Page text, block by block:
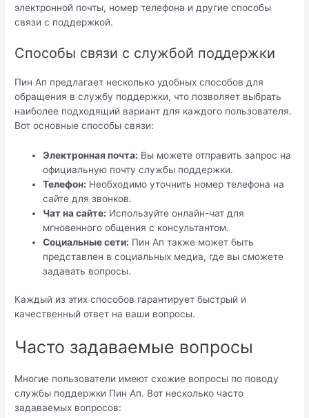
электронной почты, номер телефона и другие способы
связи с поддержкой.
Способы связи с службой поддержки
Пин Ап предлагает несколько удобных способов для
обращения в службу поддержки, что позволяет выбрать
наиболее подходящий вариант для каждого пользователя.
Вот основные способы связи:
Электронная почта: Вы можете отправить запрос на
официальную почту службы поддержки.
Телефон: Необходимо уточнить номер телефона на
сайте для звонков.
Чат на сайте: Используйте онлайн-чат для
мгновенного общения с консультантом.
Социальные сети: Пин Ап также может быть
представлен в социальных медиа, где вы сможете
задавать вопросы.
Каждый из этих способов гарантирует быстрый и
качественный ответ на ваши вопросы.
Часто задаваемые вопросы
Многие пользователи имеют схожие вопросы по поводу
службы поддержки Пин Ап. Вот несколько часто
задаваемых вопросов: